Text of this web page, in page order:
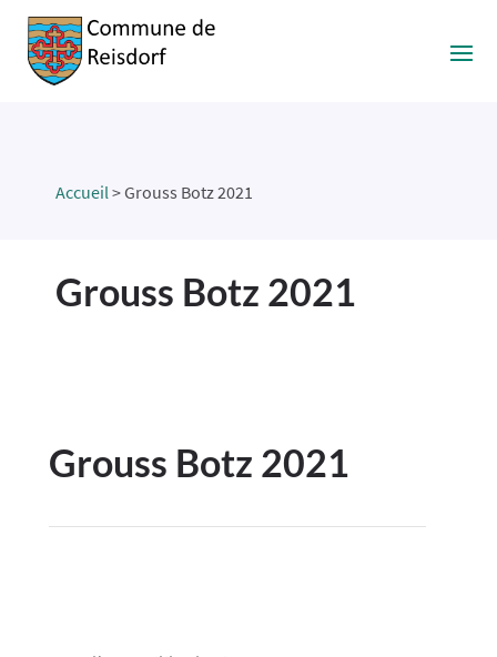
Accueil>Grouss Botz 2021
Grouss Botz 2021
​Grouss Botz 2021